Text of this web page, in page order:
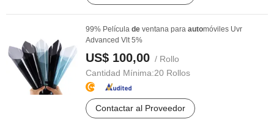
99% Película de ventana para automóviles Uvr
Advanced Vlt 5%
US$ 100,00 / Rollo
Cantidad Mínima:20 Rollos
Contactar al Proveedor